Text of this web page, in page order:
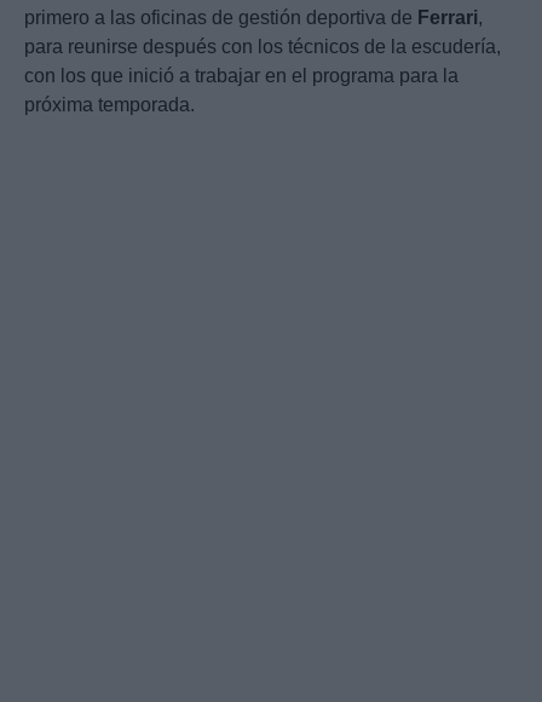
primero a las oficinas de gestión deportiva de Ferrari,
para reunirse después con los técnicos de la escudería,
con los que inició a trabajar en el programa para la
próxima temporada.